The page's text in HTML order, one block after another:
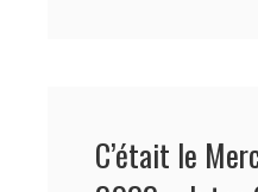
C’était le